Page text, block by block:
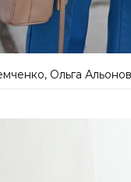
Ольга